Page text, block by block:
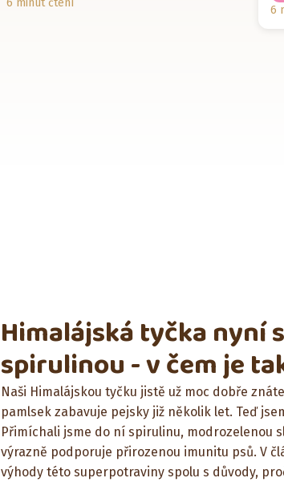
6 minut čtení
6
Himalájská tyčka nyní
spirulinou - v čem je
Naši Himalájskou tyčku jistě už moc dobře
pamlsek zabavuje pejsky již několik let. Teď
Přimíchali jsme do ní spirulinu, modrozelenou
výrazně podporuje přirozenou imunitu psů. V
výhody této superpotraviny spolu s důvody,